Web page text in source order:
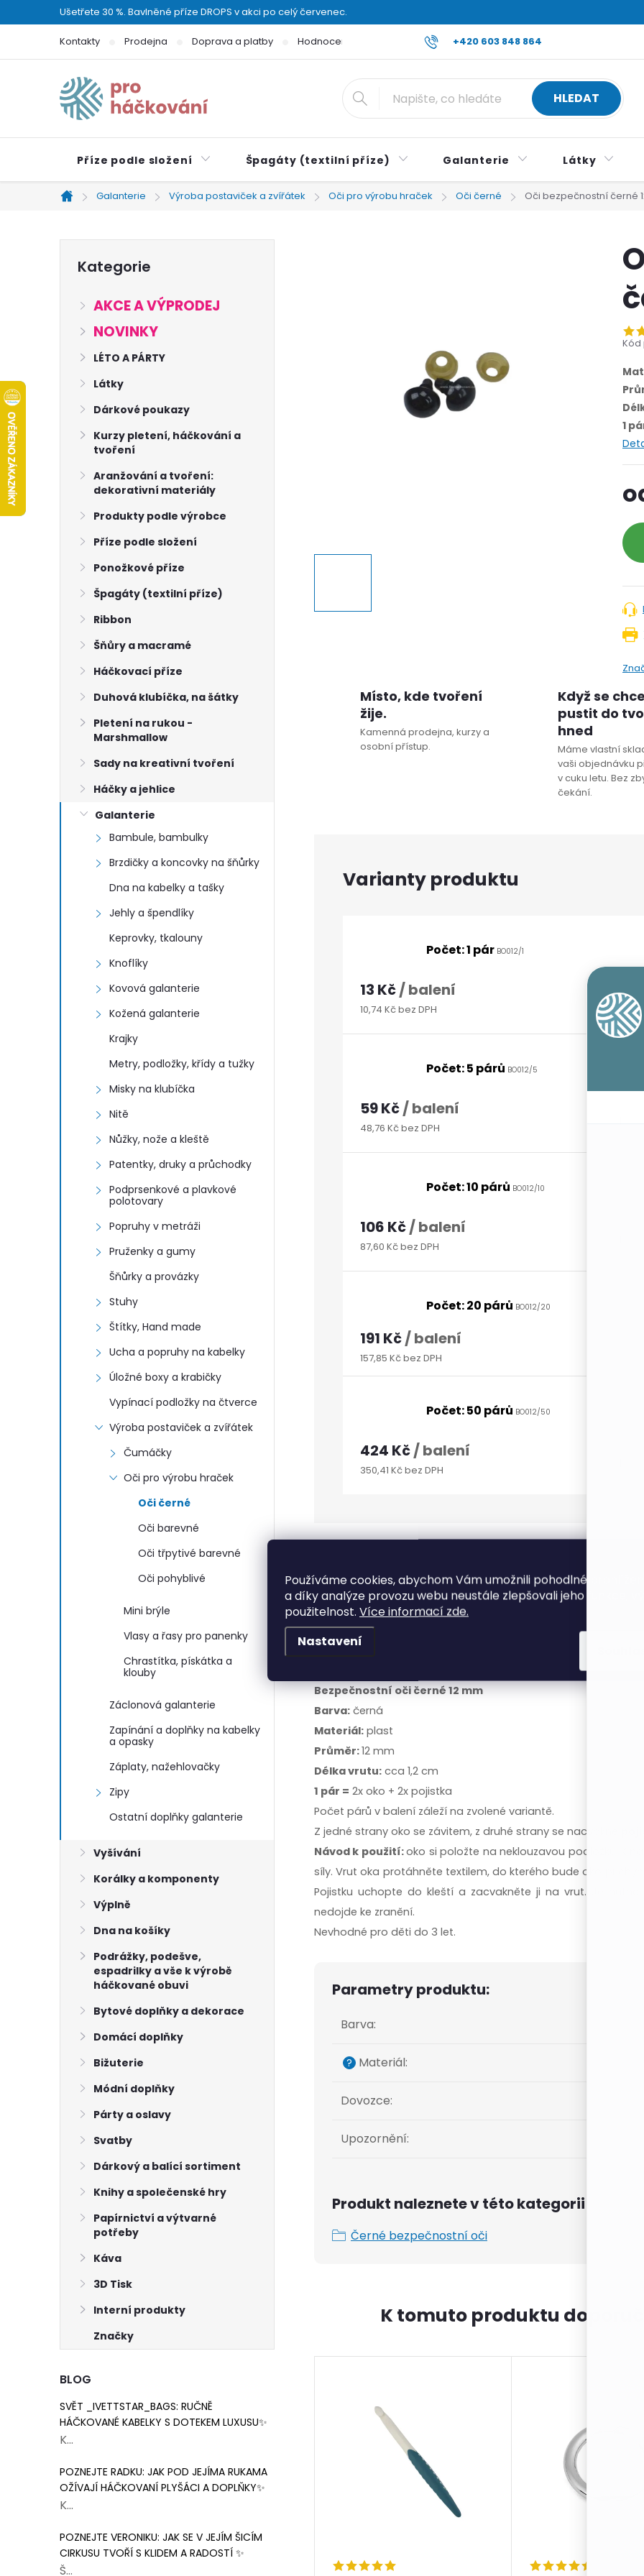
Používáme cookies, abychom Vám umožnili pohodlné prohlížení
a díky analýze provozu webu neustále zlepšovali jeho funkce,
použitelnost. Více informací zde.
Nastavení
na
Ušetřete 30 %. Bavlněné příze DROPS v akci po celý červenec.
+420 603 848 864
Kontakty Prodejna Doprava a platby Hodnocení obchodu Reklamace a vrácení zboží Všeobecné
HLEDAT
Příze podle složení Špagáty (textilní příze) Galanterie Látky
Domů
Galanterie Výroba postaviček a zvířátek Oči pro výrobu hraček Oči černé Oči bezpečnostní černé
kategorie
Kategorie
AKCE A VÝPRODEJ
NOVINKY
LÉTO A PÁRTY
Látky
Dárkové poukazy
Kurzy pletení, háčkování a
tvoření
Aranžování a tvoření:
dekorativní materiály
Produkty podle výrobce
Příze podle složení
Ponožkové příze
Špagáty (textilní příze)
Ribbon
Šňůry a macramé
Háčkovací příze
Duhová klubíčka, na šátky
Pletení na rukou -
Marshmallow
Sady na kreativní tvoření
Háčky a jehlice
Galanterie
Bambule, bambulky
Brzdičky a koncovky na šňůrky
Dna na kabelky a tašky
Jehly a špendlíky
Keprovky, tkalouny
Knoflíky
Kovová galanterie
Kožená galanterie
Krajky
Metry, podložky, křídy a tužky
Misky na klubíčka
Nitě
Nůžky, nože a kleště
Patentky, druky a průchodky
Podprsenkové a plavkové
polotovary
Popruhy v metráži
Pruženky a gumy
Šňůrky a provázky
Stuhy
Štítky, Hand made
Ucha a popruhy na kabelky
Úložné boxy a krabičky
Vypínací podložky na čtverce
Výroba postaviček a zvířátek
Čumáčky
Oči pro výrobu hraček
Oči černé
Oči barevné
Oči třpytivé barevné
Oči pohyblivé
Mini brýle
Vlasy a řasy pro panenky
Chrastítka, pískátka a
klouby
Záclonová galanterie
Zapínání a doplňky na kabelky
a opasky
Záplaty, nažehlovačky
Zipy
Ostatní doplňky galanterie
Vyšívání
Korálky a komponenty
Výplně
Dna na košíky
Podrážky, podešve,
espadrilky a vše k výrobě
háčkované obuvi
Bytové doplňky a dekorace
Domácí doplňky
Bižuterie
Módní doplňky
Párty a oslavy
Svatby
Dárkový a balící sortiment
Knihy a společenské hry
Papírnictví a výtvarné
potřeby
Káva
3D Tisk
Interní produkty
Značky
BLOG
SVĚT _IVETTSTAR_BAGS: RUČNĚ
HÁČKOVANÉ KABELKY S DOTEKEM LUXUSU✨
K...
POZNEJTE RADKU: JAK POD JEJÍMA RUKAMA
OŽÍVAJÍ HÁČKOVANÍ PLYŠÁCI A DOPLŇKY✨
K...
POZNEJTE VERONIKU: JAK SE V JEJÍM ŠICÍM
CIRKUSU TVOŘÍ S KLIDEM A RADOSTÍ ✨
Š...
Kód
1
Místo, kde tvoření
žije.
Kamenná prodejna, kurzy a
osobní přístup.
Když se
pustit do
hned
Máme vlastní
vaši objednávku
v cuku letu. Bez
čekání.
Počet: 1 pár BO012/1
13 Kč/ balení
10,74 Kč bez DPH
Počet: 5 párů BO012/5
59 Kč/ balení
48,76 Kč bez DPH
Počet: 10 párů BO012/10
106 Kč/ balení
87,60 Kč bez DPH
Počet: 20 párů BO012/20
191 Kč/ balení
157,85 Kč bez DPH
Počet: 50 párů BO012/50
424 Kč/ balení
350,41 Kč bez DPH
POPIS PRODUKTU RECENZE (4) DISKUZE
Bezpečnostní oči černé 12 mm
Barva: černá
Materiál: plast
Průměr:12 mm
Délka vrutu: cca 1,2 cm
1 pár = 2x oko + 2x pojistka
Počet párů v balení záleží na zvolené variantě.
Z jedné strany oko se závitem, z druhé strany se nacvakne
Návod k použití:oko si položte na neklouzavou podložku. K
síly. Vrut oka protáhněte textilem, do kterého bude oko
Pojistku uchopte do kleští a zacvakněte ji na vrut. Je nutné
nedojde ke zranění.
Nevhodné pro děti do 3 let.
Parametry produktu:
Barva:
? Materiál:
Dovozce:
Upozornění:
Produkt naleznete v této kategorii
Černé bezpečnostní oči
K tomuto produktu